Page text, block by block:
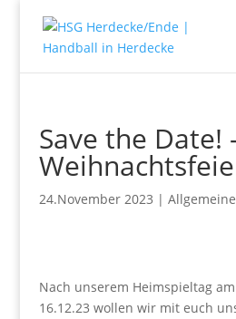
Save the Date!
24.November 2023 |
Nach unserem Heimspieltag
16.12.23 wollen wir mit euch